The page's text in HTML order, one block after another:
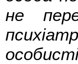
не